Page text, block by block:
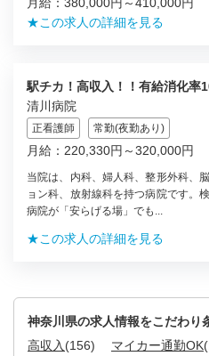
★この求人の詳細を見る
駅チカ！高収入！！有給消化率
清川病院
正看護師 常勤(夜勤あり)
月給：220,330円～320,000円
当院は、内科、婦人科、整形外科、
ョン科、放射線科を持つ病院です。
病院が「安らげる場」でも...
★この求人の詳細を見る
神奈川県の求人情報をこだわり
高収入 (156) マイカー通勤OK